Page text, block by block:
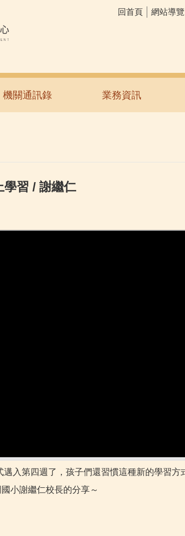
回首頁 網站導覽
機關通訊錄 業務資訊
學習 / 謝繼仁
入第四週了，孩子們還習慣這種新的學習
小謝繼仁校長的分享～